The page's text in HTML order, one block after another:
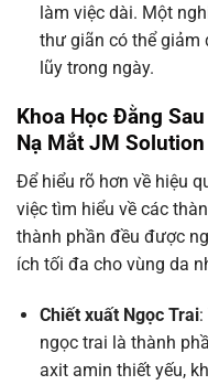
làm việc dài. Một
thư giãn có thể giảm
lũy trong ngày.
Khoa Học Đằng
Nạ Mắt JM Solution
Để hiểu rõ hơn về hiệu
việc tìm hiểu về các
thành phần đều được
ích tối đa cho vùng da
Chiết xuất Ngọc Trai:
ngọc trai là thành
axit amin thiết yếu,